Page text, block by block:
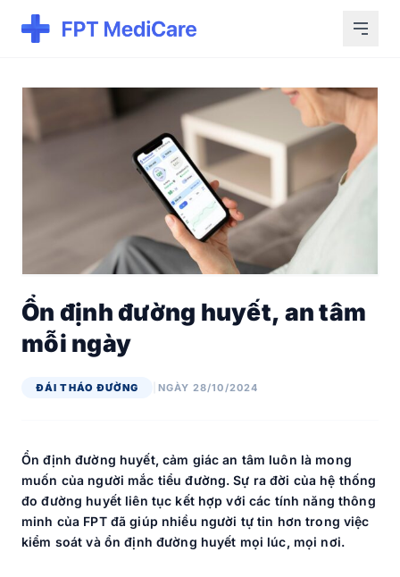
Ổn định đường huyết, an tâm
mỗi ngày
ĐÁI THÁO ĐƯỜNG NGÀY 28/10/2024
Ổn định đường huyết, cảm giác an tâm luôn là mong
muốn của người mắc tiểu đường.Sự ra đời của hệ thống
đo đường huyết liên tục kết hợp với các tính năng thông
minh của FPT đã giúp nhiều người tự tin hơn trong việc
kiểm soát và ổn định đường huyết mọi lúc, mọi nơi.